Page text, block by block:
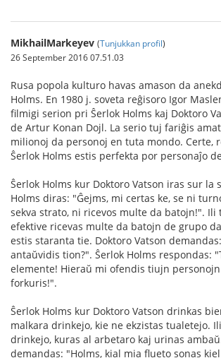
MikhailMarkeyev (Tunjukkan profil)
26 September 2016 07.51.03
Rusa popola kulturo havas amason da
Holms. En 1980 j. soveta reĝisoro Igor
filmigi serion pri Ŝerlok Holms kaj Doktoro
de Artur Konan Dojl. La serio tuj fariĝis
milionoj da personoj en tuta mondo. Certe,
Ŝerlok Holms estis perfekta por personaĵo
Ŝerlok Holms kur Doktoro Vatson iras sur la
Holms diras: "Ĝejms, mi certas ke, se ni
sekva strato, ni ricevos multe da batojn!". Ili
efektive ricevas multe da batojn de grupo
estis staranta tie. Doktoro Vatson
antaŭvidis tion?". Ŝerlok Holms respondas:
elemente! Hieraŭ mi ofendis tiujn
forkuris!".
Ŝerlok Holms kur Doktoro Vatson drinkas
malkara drinkejo, kie ne ekzistas tualetejo.
drinkejo, kuras al arbetaro kaj urinas
demandas: "Holms, kial mia flueto sonas